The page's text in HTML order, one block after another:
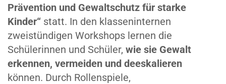
Prävention und Gewaltschutz für starke
Kinder“ statt. In den klasseninternen
zweistündigen Workshops lernen die
Schülerinnen und Schüler, wie sie Gewalt
erkennen, vermeiden und deeskalieren
können. Durch Rollenspiele,